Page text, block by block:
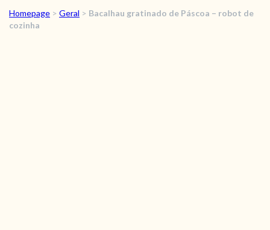
RECEITAS
Homepage > Geral > Bacalhau gratinado de Páscoa – robot de
cozinha